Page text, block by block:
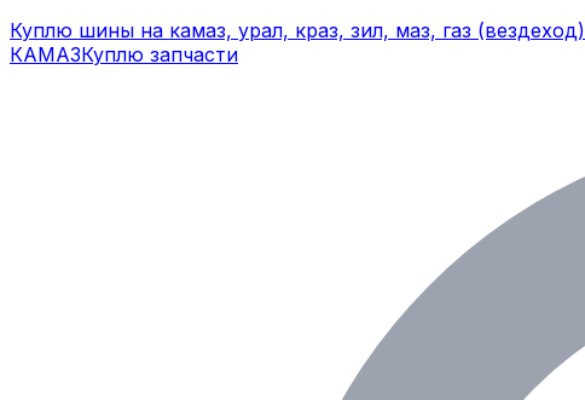
Куплю шины на камаз, урал, краз, зил, маз, газ (вездеход)
КАМАЗКуплю запчасти